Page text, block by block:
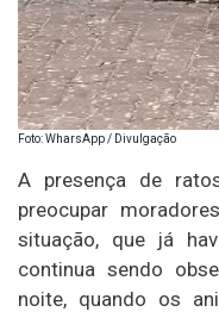
Foto: WharsApp / Divulgação
A presença de
preocupar
situação, que já
continua sendo
noite, quando os